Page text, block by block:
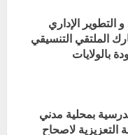
التطوير الإداري
الملتقي التنسيقي
بالولايات
بمحلية مدني
التعزيزية لاصحاح